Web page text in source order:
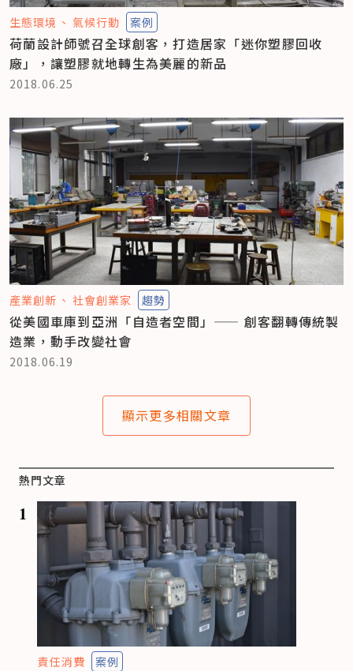
生態環境 氣候行動 案例
荷蘭設計師號召全球創客，打造居家「迷你塑膠回收
廠」，讓塑膠就地轉生為美麗的新品
2018.06.25
產業創新 社會創業家 趨勢
從美國車庫到亞洲「自造者空間」—— 創客翻轉傳統製
造業，動手改變社會
2018.06.19
顯示更多相關文章
熱門文章
1
責任消費 案例